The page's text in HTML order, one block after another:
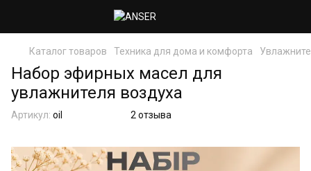
Каталог товаров Техника для дома и комфорта
Набор эфирных масел для
увлажнителя воздуха
Артикул: oil 2 отзыва